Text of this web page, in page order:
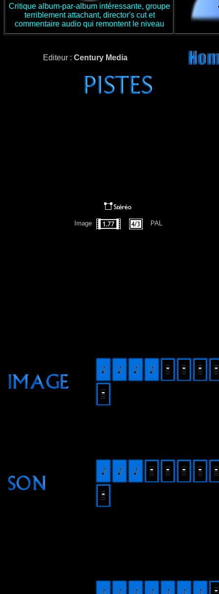
Critique album-par-album intéressante, groupe
terriblement attachant, director's cut et
commentaire audio qui remontent le niveau
Editeur : Century Media
Image PAL